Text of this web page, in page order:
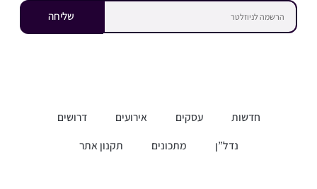
שליחה
חדשות עסקים אירועים
דרושים
נדל”ן
מתכונים תקנון אתר